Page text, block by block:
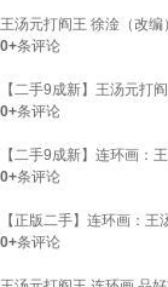
王汤元打阎王 徐淦（改编
0+条评论
【二手9成新】王汤元打
0+条评论
【二手9成新】连环画：
0+条评论
【正版二手】连环画：
0+条评论